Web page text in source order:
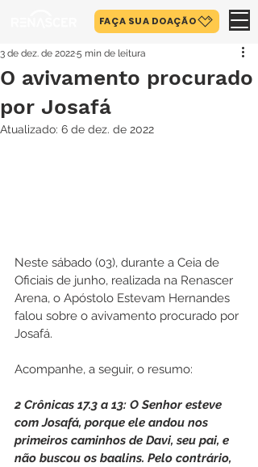
FAÇA SUA DOAÇÃO
O avivamento procurado
por Josafá
3 de dez. de 20225 min de leitura
Atualizado: 6 de dez. de 2022
Neste sábado (03), durante a Ceia de
Oficiais de junho, realizada na Renascer
Arena, o Apóstolo Estevam Hernandes
falou sobre o avivamento procurado por
Josafá.
Acompanhe, a seguir, o resumo:
2 Crônicas 17.3 a 13: O Senhor esteve
com Josafá, porque ele andou nos
primeiros caminhos de Davi, seu pai, e
não buscou os baalins. Pelo contrário,